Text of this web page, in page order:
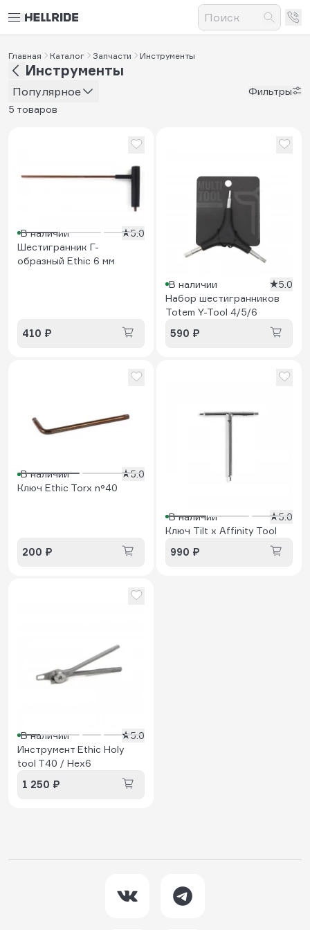
Главная Каталог Запчасти Инструменты
Инструменты
Популярное
Фильтры
5 товаров
В наличии
5.0
Шестигранник Г-
образный Ethic 6 мм
410 ₽
В наличии
5.0
Набор шестигранников
Totem Y-Tool 4/5/6
590 ₽
В наличии
5.0
Ключ Ethic Torx n°40
200 ₽
В наличии
5.0
Ключ Tilt x Affinity Tool
990 ₽
В наличии
5.0
Инструмент Ethic Holy
tool T40 / Hex6
1 250 ₽